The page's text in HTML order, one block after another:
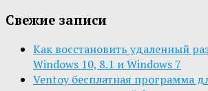
Свежие записи
Как восстановить удаленный
Windows 10, 8.1 и Windows 7
Ventoy бесплатная программа